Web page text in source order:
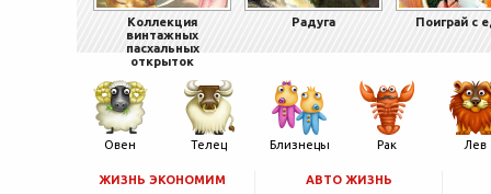
Коллекция
винтажных
пасхальных
открыток
Радуга Поиграй с
Овен Телец Близнецы Рак Лев
ЖИЗНЬ ЭКОНОМИМ АВТО ЖИЗНЬ